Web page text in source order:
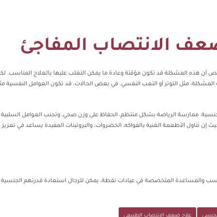
الانتصاب المفاجئ
أن هذه المشكلة قد تكون مؤقتة وعادة ما يمكن التغلب عليها بالعلاج المناسب.
مثل التوتر أو التعب النفسي. في بعض الحالات، قد تكون العوامل
ممارسة الرياضة بشكل منتظم، الحفاظ على وزن صحي، وتجنب العوامل
إن تناول الأطعمة الغنية بالفواكه، الخضروات، والبروتينات المفيدة يساعد في تعزيز
والمساعدة المتخصصة في عيادات نقطة، يمكن للرجال استعادة قدرتهم الجنسية
علاج ضعف الانتصاب الطبيعي